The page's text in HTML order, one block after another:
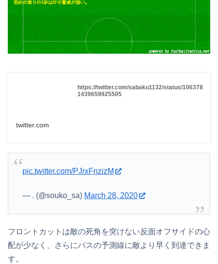
https://twitter.com/sabaku1132/status/106378
1439659925505
twitter.com
pic.twitter.com/PJrxFnzizM
— . (@souko_sa) March 28, 2020
フロントカットは敵の死角を突けない反面オフサイドの心
配が少なく、さらにパスの予測線に敵より早く到達できま
す。